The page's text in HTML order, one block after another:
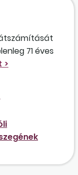
71 éves
utána